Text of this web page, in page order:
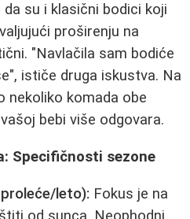
su i klasični bodici koji
proširenju na
"Navlačila sam bodiće
ističe druga iskustva. Na
nekoliko komada obe
bebi više odgovara.
Specifičnosti sezone
leto): Fokus je na
od sunca. Neophodni